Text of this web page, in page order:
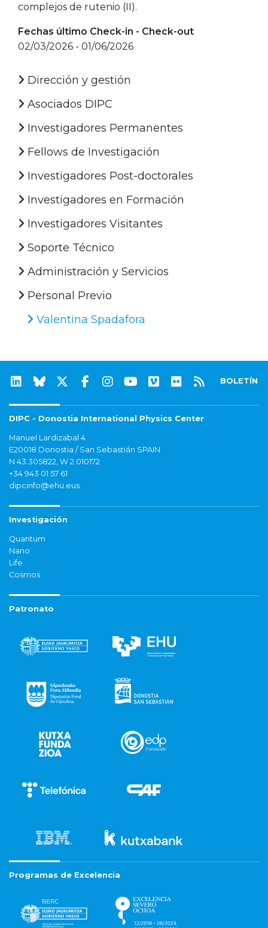
complejos de rutenio (II).
Fechas último Check-in - Check-out
02/03/2026 - 01/06/2026
Dirección y gestión
Asociados DIPC
Investigadores Permanentes
Fellows de Investigación
Investigadores Post-doctorales
Investigadores en Formación
Investigadores Visitantes
Soporte Técnico
Administración y Servicios
Personal Previo
Valentina Spadafora
BOLETÍN
DIPC - Donostia International Physics Center
Manuel Lardizabal 4
E20018 Donostia / San Sebastián SPAIN
N 43.305822, W 2.010172
+34 943 01 57 61
dipcinfo@ehu.eus
Investigación
Quantum
Nano
Life
Cosmos
Patronato
Programas de Excelencia